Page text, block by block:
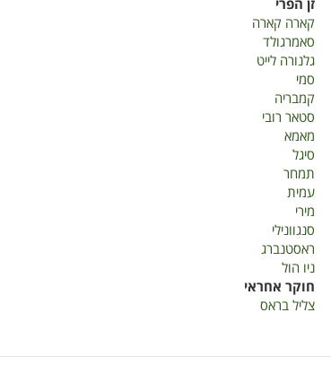
זן הפרי
קארה קארה
סאמרגולד
גלנורה לייט
סמי
קמבריה
סטאר רובי
מאמא
סיגל
תמחר
עמית
מירי
סנגוונילי
ראסטנברג
ניו הול
חוקר אחראי
צליל בראס